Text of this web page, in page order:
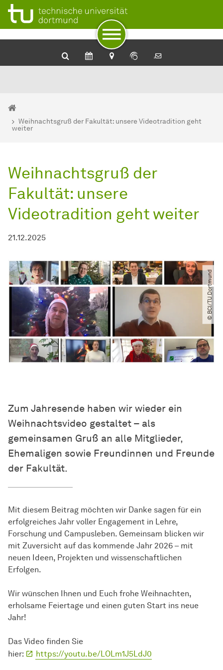
Zum Navigationspfad
Zur Navigation
Zum Schnellzugriff
Zum Fuß der Seite mit weiteren Services
Zum Inhalt
Zur Startseite
Sie sind hier:
Startseite
Weihnachtsgruß der Fakultät: unsere Videotradition geht
weiter
Weihnachtsgruß der
Fakultät: unsere
Videotradition geht weiter
21.12.2025
© BCI​/​TU Dortmund
Zum Jahresende haben wir wieder ein
Weihnachtsvideo gestaltet – als
gemeinsamen Gruß an alle Mitglieder,
Ehemaligen sowie Freundinnen und Freunde
der Fakultät.
Mit diesem Beitrag möchten wir Danke sagen für ein
erfolgreiches Jahr voller Engagement in Lehre,
Forschung und Campusleben. Gemeinsam blicken wir
mit Zuversicht auf das kommende Jahr 2026 – mit
neuen Ideen, Projekten und wissenschaftlichen
Erfolgen.
Wir wünschen Ihnen und Euch frohe Weihnachten,
erholsame Feiertage und einen guten Start ins neue
Jahr!
Das Video finden Sie
hier:
https://youtu.be/LOLm1J5LdJ0